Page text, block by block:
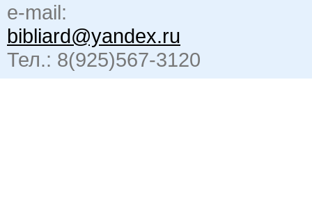
e-mail:
bibliard@yandex.ru
Тел.: 8(925)567-3120